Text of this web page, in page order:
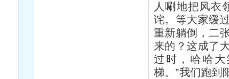
人唰地把风衣
诧。等大家缓
重新躺倒，二
来的？这成了
过时，哈哈
梯。”我们跑到